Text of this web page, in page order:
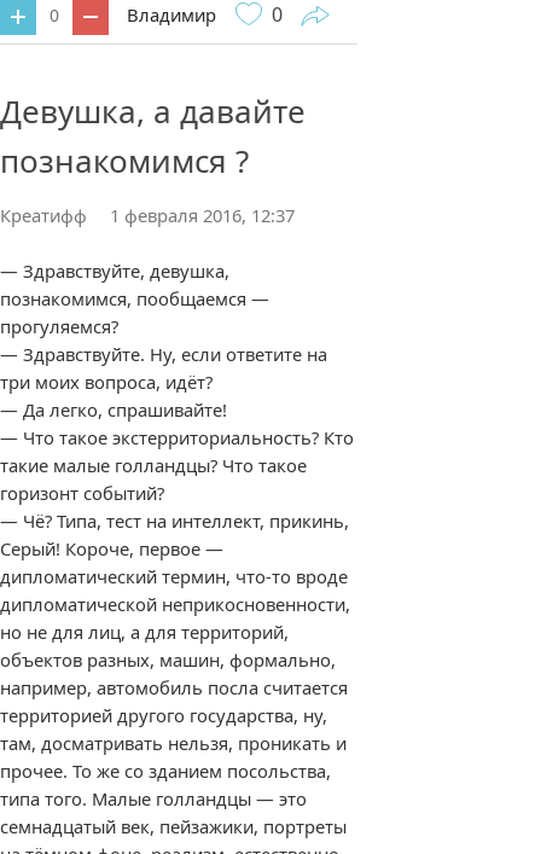
0 Владимир
0
Девушка, а давайте
познакомимся ?
Креатифф 1 февраля 2016, 12:37
— Здравствуйте, девушка,
познакомимся, пообщаемся —
прогуляемся?
— Здравствуйте. Ну, если ответите на
три моих вопроса, идёт?
— Да легко, спрашивайте!
— Что такое экстерриториальность? Кто
такие малые голландцы? Что такое
горизонт событий?
— Чё? Типа, тест на интеллект, прикинь,
Серый! Короче, первое —
дипломатический термин, что-то вроде
дипломатической неприкосновенности,
но не для лиц, а для территорий,
объектов разных, машин, формально,
например, автомобиль посла считается
территорией другого государства, ну,
там, досматривать нельзя, проникать и
прочее. То же со зданием посольства,
типа того. Малые голландцы — это
семнадцатый век, пейзажики, портреты